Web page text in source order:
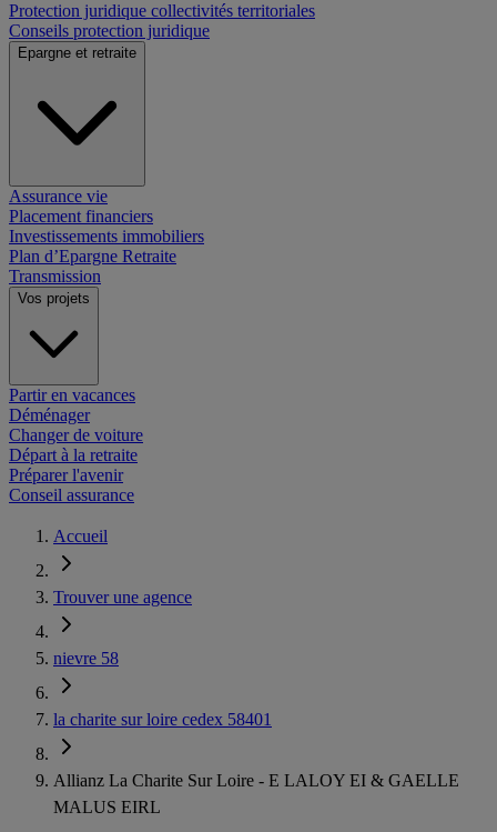
Protection juridique collectivités territoriales
Conseils protection juridique
Epargne et retraite
Assurance vie
Placement financiers
Investissements immobiliers
Plan d’Epargne Retraite
Transmission
Vos projets
Partir en vacances
Déménager
Changer de voiture
Départ à la retraite
Préparer l'avenir
Conseil assurance
Accueil
Trouver une agence
nievre 58
la charite sur loire cedex 58401
Allianz La Charite Sur Loire - E LALOY EI & GAELLE
MALUS EIRL